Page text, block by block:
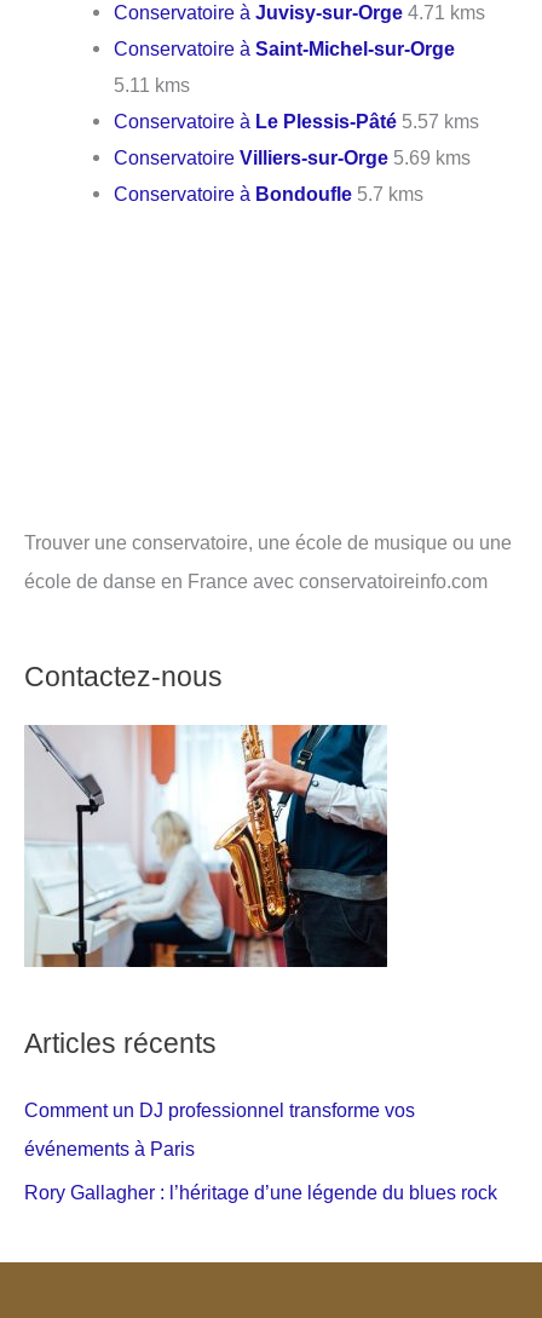
Conservatoire àJuvisy-sur-Orge 4.71 kms
Conservatoire àSaint-Michel-sur-Orge
5.11 kms
Conservatoire à Le Plessis-Pâté 5.57 kms
ConservatoireVilliers-sur-Orge 5.69 kms
Conservatoire à Bondoufle 5.7 kms
Trouver une conservatoire, une école de musique ou une
école de danse en France avec conservatoireinfo.com
Contactez-nous
Articles récents
Comment un DJ professionnel transforme vos
événements à Paris
Rory Gallagher : l’héritage d’une légende du blues rock